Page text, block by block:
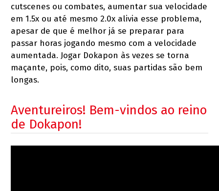
cutscenes ou combates, aumentar sua velocidade
em 1.5x ou até mesmo 2.0x alivia esse problema,
apesar de que é melhor já se preparar para
passar horas jogando mesmo com a velocidade
aumentada. Jogar Dokapon às vezes se torna
maçante, pois, como dito, suas partidas são bem
longas.
Aventureiros! Bem-vindos ao reino
de Dokapon!